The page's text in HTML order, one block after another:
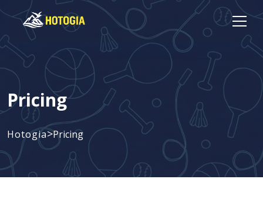
Pricing
Hotogia>Pricing